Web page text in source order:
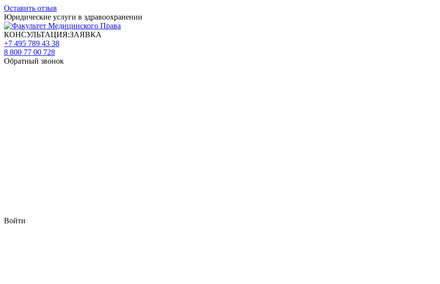
Оставить отзыв
Юридические услуги в здравоохранении
КОНСУЛЬТАЦИЯ:ЗАЯВКА
+7 495 789 43 38
8 800 77 00 728
Обратный звонок
Войти